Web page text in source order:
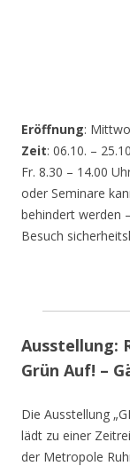
Eröffnung:
Zeit: 06.10. –
Fr. 8.30 – 14.00
oder Seminare
behindert werden
Besuch
Ausstellung:
Grün Auf! –
Die Ausstellung
lädt zu einer
der Metropole